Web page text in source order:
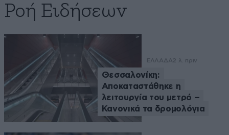
Ροή Ειδήσεων
ΕΛΛΑΔΑ2 λ. πριν
Θεσσαλονίκη:
Αποκαταστάθηκε η
λειτουργία του μετρό –
Κανονικά τα δρομολόγια